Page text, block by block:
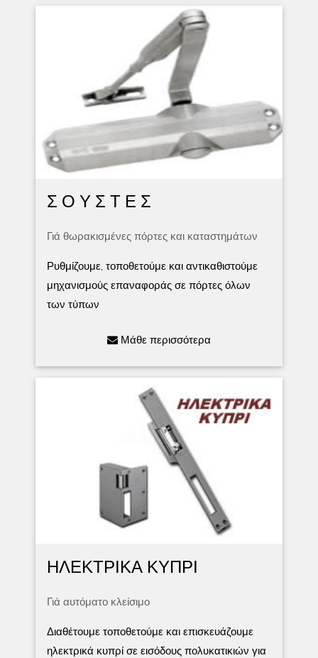
Σ Ο Υ Σ Τ Ε Σ
Γιά θωρακισμένες πόρτες και καταστημάτων
Ρυθμίζουμε, τοποθετούμε και αντικαθιστούμε
μηχανισμούς επαναφοράς σε πόρτες όλων
των τύπων
Μάθε περισσότερα
ΗΛΕΚΤΡΙΚΑ ΚΥΠΡΙ
Γιά αυτόματο κλείσιμο
Διαθέτουμε τοποθετούμε και επισκευάζουμε
ηλεκτρικά κυπρί σε εισόδους πολυκατικιών για